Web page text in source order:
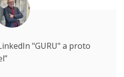
"GURU" a proto